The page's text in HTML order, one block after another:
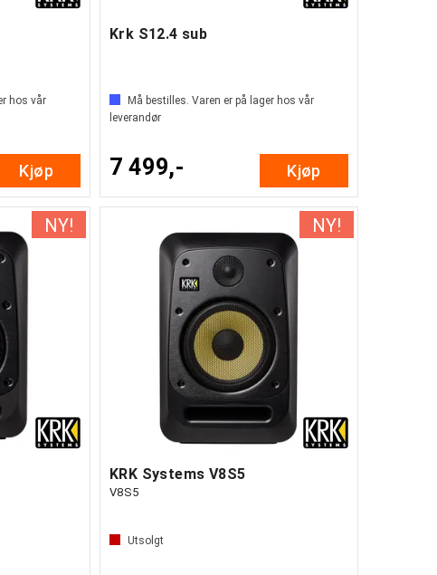
hos vår
Kjøp
Krk S12.4 sub
Må bestilles. Varen er på lager hos vår
leverandør
7 499,- Kjøp
KRK Systems V8S5
V8S5
Utsolgt